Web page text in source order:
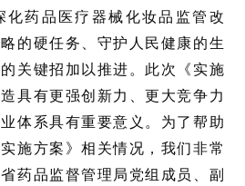
化药品医疗器械化妆品监管改
的硬任务、守护人民健康的生
关键招加以推进。此次《实施
具有更强创新力、更大竞争力
体系具有重要意义。为了帮助
施方案》相关情况，我们非常
药品监督管理局党组成员、副